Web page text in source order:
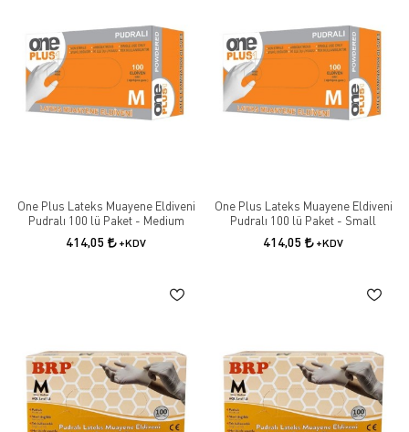
One Plus Lateks Muayene Eldiveni
Pudralı 100 lü Paket - Medium
414,05 +KDV
One Plus Lateks Muayene Eldiveni
Pudralı 100 lü Paket - Small
414,05 +KDV